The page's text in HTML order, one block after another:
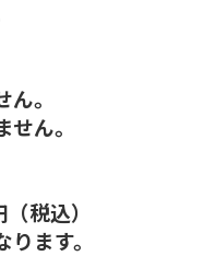
。
ん。
税込）
ます。